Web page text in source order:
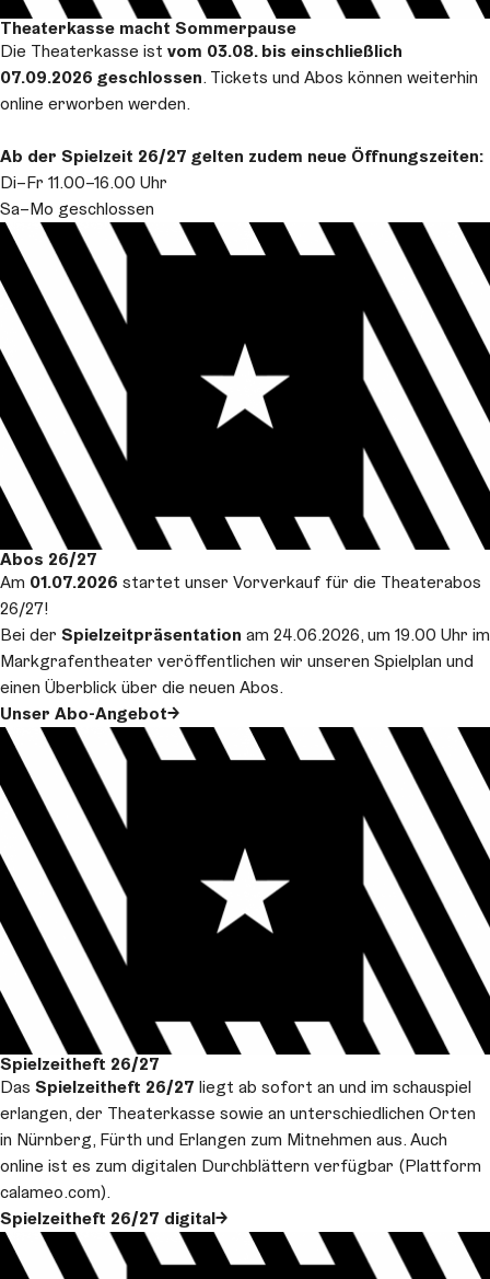
Theaterkasse macht Sommerpause
Die Theaterkasse ist vom 03.08. bis einschließlich
07.09.2026 geschlossen. Tickets und Abos können weiterhin
online erworben werden.
Ab der Spielzeit 26/27 gelten zudem neue Öffnungszeiten:
Di–Fr 11.00–16.00 Uhr
Sa–Mo geschlossen
Abos 26/27
Am 01.07.2026 startet unser Vorverkauf für die Theaterabos
26/27!
Bei der Spielzeitpräsentation am 24.06.2026, um 19.00 Uhr im
Markgrafentheater veröffentlichen wir unseren Spielplan und
einen Überblick über die neuen Abos.
Unser Abo-Angebot
Spielzeitheft 26/27
Das Spielzeitheft 26/27 liegt ab sofort an und im schauspiel
erlangen, der Theaterkasse sowie an unterschiedlichen Orten
in Nürnberg, Fürth und Erlangen zum Mitnehmen aus. Auch
online ist es zum digitalen Durchblättern verfügbar (Plattform
calameo.com).
Spielzeitheft 26/27 digital